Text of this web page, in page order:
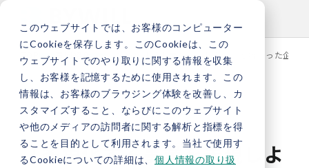
このウェブサイトでは、お客様のコンピューター
にCookieを保存します。このCookieは、この
ウェブサイトでのやり取りに関する情報を収集
し、お客様を記憶するために使用されます。この
情報は、お客様のブラウジング体験を改善し、カ
スタマイズすること、ならびにこのウェブサイト
や他のメディアの訪問者に関する解析と指標を得
ることを目的として利用されます。当社で使用す
るCookieについての詳細は、 個人情報の取り扱
TOP 事例紹介 「多角化する事業を表現しよう」と始まった企
「多角化する事業を表現しよ